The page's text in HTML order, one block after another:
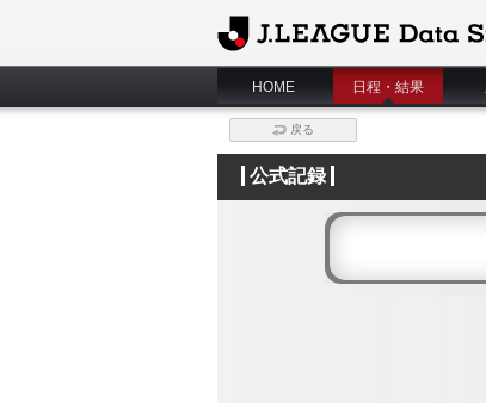
J.League Data Site
HOME 日程・結果
戻る
公式記録